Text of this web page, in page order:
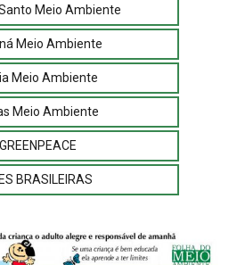
Meio Ambiente
Meio Ambiente
Meio Ambiente
Meio Ambiente
GREENPEACE
BRASILEIRAS